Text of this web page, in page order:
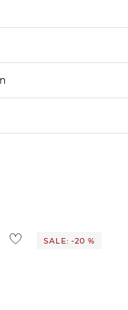
Ausland findest duhier
SALE: -20 %